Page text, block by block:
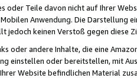
oder Teile davon nicht auf Ihrer
Anwendung. Die Darstellung
jedoch keinen Verstoß gegen diese
oder andere Inhalte, die eine
einstellen oder bereitstellen, mit
Website befindlichen Material